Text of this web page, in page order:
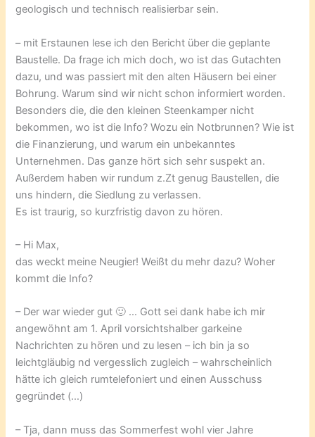
geologisch und technisch realisierbar sein.
– mit Erstaunen lese ich den Bericht über die geplante
Baustelle. Da frage ich mich doch, wo ist das Gutachten
dazu, und was passiert mit den alten Häusern bei einer
Bohrung. Warum sind wir nicht schon informiert worden.
Besonders die, die den kleinen Steenkamper nicht
bekommen, wo ist die Info? Wozu ein Notbrunnen? Wie ist
die Finanzierung, und warum ein unbekanntes
Unternehmen. Das ganze hört sich sehr suspekt an.
Außerdem haben wir rundum z.Zt genug Baustellen, die
uns hindern, die Siedlung zu verlassen.
Es ist traurig, so kurzfristig davon zu hören.
– Hi Max,
das weckt meine Neugier! Weißt du mehr dazu? Woher
kommt die Info?
– Der war wieder gut 🙂 … Gott sei dank habe ich mir
angewöhnt am 1. April vorsichtshalber garkeine
Nachrichten zu hören und zu lesen – ich bin ja so
leichtgläubig nd vergesslich zugleich – wahrscheinlich
hätte ich gleich rumtelefoniert und einen Ausschuss
gegründet (…)
– Tja, dann muss das Sommerfest wohl vier Jahre